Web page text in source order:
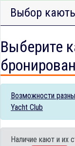
Выбор
Выберите
Возможности
Yacht Club
Наличие кают и их